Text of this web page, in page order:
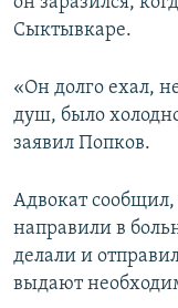
Сыктывкаре.
«Он долго ехал,
душ, было
заявил Попков.
Адвокат сообщил,
направили в
делали и
выдают